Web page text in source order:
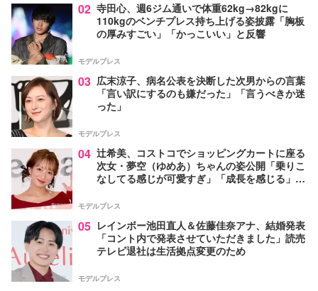
02 寺田心、週6ジム通いで体重62kg→82kgに
110kgのベンチプレス持ち上げる姿披露「胸板
の厚みすごい」「かっこいい」と反響
モデルプレス
03 広末涼子、病名公表を決断した次男からの言葉
「言い訳にするのも嫌だった」「言うべきか迷
った」
モデルプレス
04 辻希美、コストコでショッピングカートに座る
次女・夢空（ゆめあ）ちゃんの姿公開「乗りこ
なしてる感じが可愛すぎ」「成長を感じる」の
モデルプレス
05 レインボー池田直人＆佐藤佳奈アナ、結婚発表
「コント内で発表させていただきました」読売
テレビ退社は生活拠点変更のため
モデルプレス